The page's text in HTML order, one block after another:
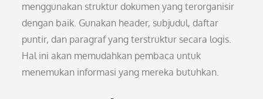
menggunakan struktur dokumen yang terorganisir
dengan baik. Gunakan header, subjudul, daftar
puntir, dan paragraf yang terstruktur secara logis.
Hal ini akan memudahkan pembaca untuk
menemukan informasi yang mereka butuhkan.